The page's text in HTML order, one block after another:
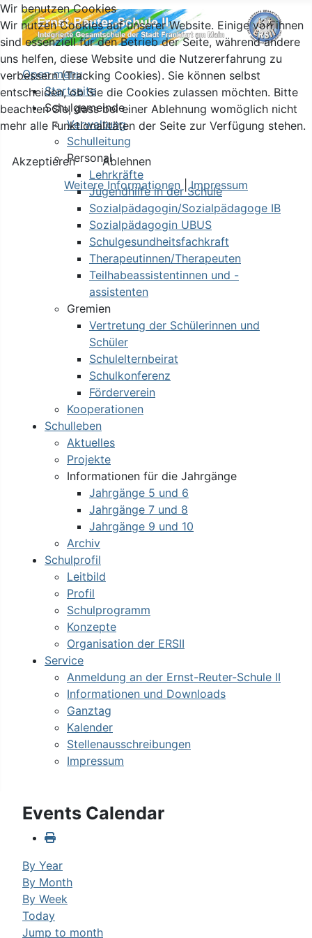
Open menu
Startseite
Schulgemeinde
Verwaltung
Schulleitung
Personal
Lehrkräfte
Jugendhilfe in der Schule
Sozialpädagogin/Sozialpädagoge IB
Sozialpädagogin UBUS
Schulgesundheitsfachkraft
Therapeutinnen/Therapeuten
Teilhabeassistentinnen und -
assistenten
Gremien
Vertretung der Schülerinnen und
Schüler
Schulelternbeirat
Schulkonferenz
Förderverein
Kooperationen
Schulleben
Aktuelles
Projekte
Informationen für die Jahrgänge
Jahrgänge 5 und 6
Jahrgänge 7 und 8
Jahrgänge 9 und 10
Archiv
Schulprofil
Leitbild
Profil
Schulprogramm
Konzepte
Organisation der ERSII
Service
Anmeldung an der Ernst-Reuter-Schule II
Informationen und Downloads
Ganztag
Kalender
Stellenausschreibungen
Impressum
Events Calendar
By Year
By Month
By Week
Today
Jump to month
Wir benutzen Cookies
Wir nutzen Cookies auf unserer Website. Einige von ihnen
sind essenziell für den Betrieb der Seite, während andere
uns helfen, diese Website und die Nutzererfahrung zu
verbessern (Tracking Cookies). Sie können selbst
entscheiden, ob Sie die Cookies zulassen möchten. Bitte
beachten Sie, dass bei einer Ablehnung womöglich nicht
mehr alle Funktionalitäten der Seite zur Verfügung stehen.
Akzeptieren
Ablehnen
Weitere Informationen |Impressum